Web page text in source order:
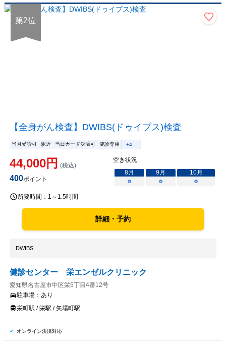
第2位
【全身がん検査】DWIBS(ドゥイブス)検査
当月受診可 駅近 当日カード決済可 健診専用 +4...
44,000円 (税込)
400ポイント
空き状況
8月 9月 10月
○
○ ○
所要時間： 1～1.5時間
詳細・予約
DWIBS
健診センター 栄エンゼルクリニック
愛知県名古屋市中区栄5丁目4番12号
駐車場： あり
栄町駅 / 栄駅 / 矢場町駅
オンライン決済対応